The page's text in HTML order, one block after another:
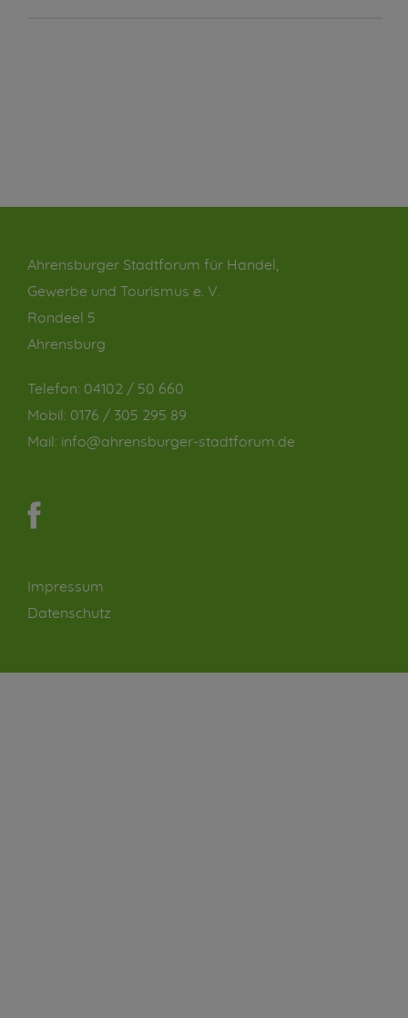
Ahrensburger Stadtforum für Handel,
Gewerbe und Tourismus e. V.
Rondeel 5
Ahrensburg
Telefon: 04102 / 50 660
Mobil: 0176 / 305 295 89
Mail: info@ahrensburger-stadtforum.de
Impressum
Datenschutz